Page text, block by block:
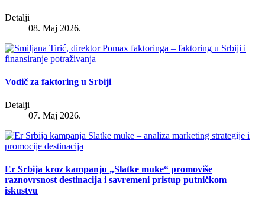
Detalji
08. Maj 2026.
Vodič za faktoring u Srbiji
Detalji
07. Maj 2026.
Er Srbija kroz kampanju „Slatke muke“ promoviše
raznovrsnost destinacija i savremeni pristup putničkom
iskustvu